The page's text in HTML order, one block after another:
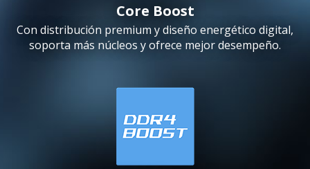
Core Boost
Con distribución premium y diseño energético digital,
soporta más núcleos y ofrece mejor desempeño.